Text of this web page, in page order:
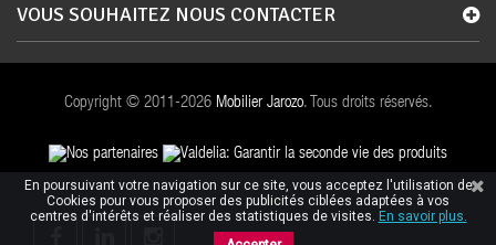
VOUS SOUHAITEZ NOUS CONTACTER
Copyright © 2011-2026 Mobilier Jarozo. Tous droits réservés.
En poursuivant votre navigation sur ce site, vous acceptez l'utilisation de
Cookies pour vous proposer des publicités ciblées adaptées à vos
centres d'intérêts et réaliser des statistiques de visites. En savoir plus.